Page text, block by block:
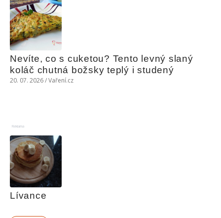
Nevíte, co s cuketou? Tento levný slaný
koláč chutná božsky teplý i studený
20. 07. 2026 / Vaření.cz
Reklama
Lívance